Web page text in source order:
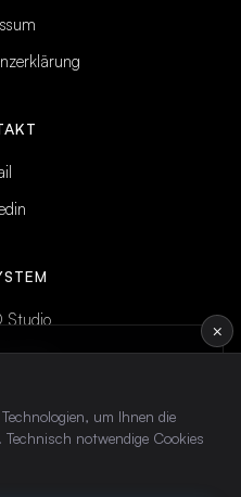
×
Studio
um Ihnen die
notwendige Cookies